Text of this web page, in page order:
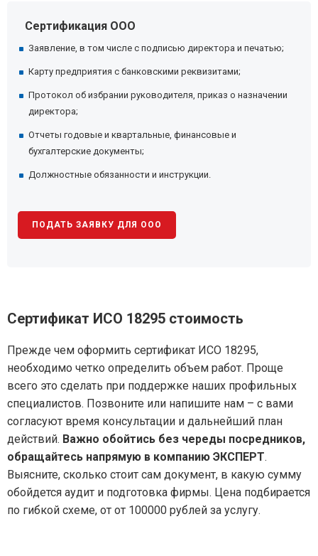
Сертификация ООО
Заявление, в том числе с подписью директора и печатью;
Карту предприятия с банковскими реквизитами;
Протокол об избрании руководителя, приказ о назначении
директора;
Отчеты годовые и квартальные, финансовые и
бухгалтерские документы;
Должностные обязанности и инструкции.
ПОДАТЬ ЗАЯВКУ ДЛЯ ООО
Сертификат ИСО 18295 стоимость
Прежде чем оформить сертификат ИСО 18295,
необходимо четко определить объем работ. Проще
всего это сделать при поддержке наших профильных
специалистов. Позвоните или напишите нам – с вами
согласуют время консультации и дальнейший план
действий. Важно обойтись без череды посредников,
обращайтесь напрямую в компанию ЭКСПЕРТ.
Выясните, сколько стоит сам документ, в какую сумму
обойдется аудит и подготовка фирмы. Цена подбирается
по гибкой схеме, от от 100000 рублей за услугу.